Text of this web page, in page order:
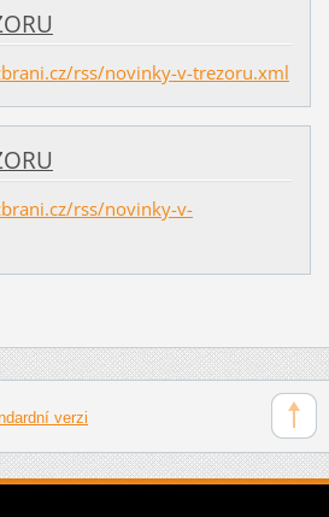
rss/novinky-v-trezoru.xml
rss/novinky-v-
verzi